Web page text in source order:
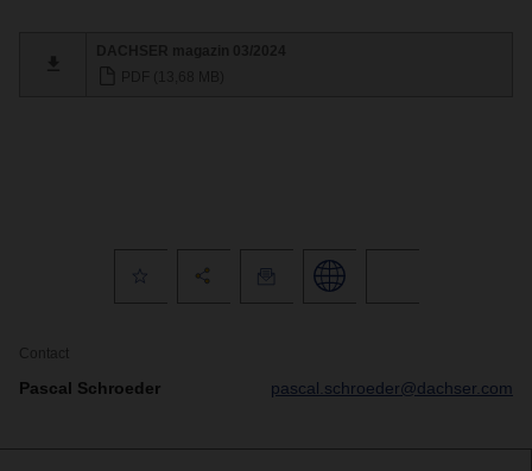
Contact
Pascal Schroeder pascal.schroeder@dachser.com